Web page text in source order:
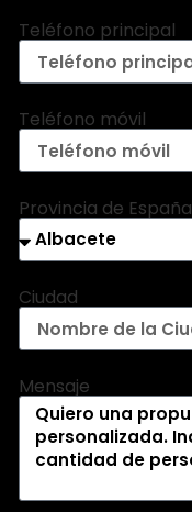
Teléfono principal
Teléfono móvil
Provincia de España
Ciudad
Mensaje